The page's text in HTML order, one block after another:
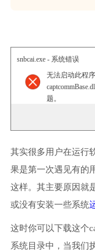
snbcai.exe - 系统错误
无法启动此程
题。
其实很多用户在运行
果是第一次遇见有的
这样。其主要原因就
或没有安装一些系统
这时你可以下载这个
系统目录中，当我们